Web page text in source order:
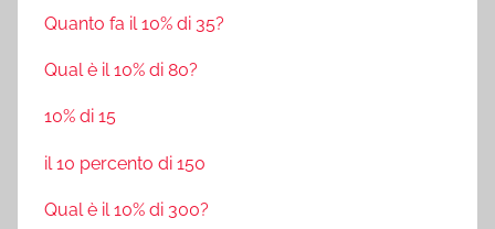
Quanto fa il 10% di 35?
Qual è il 10% di 80?
10% di 15
il 10 percento di 150
Qual è il 10% di 300?